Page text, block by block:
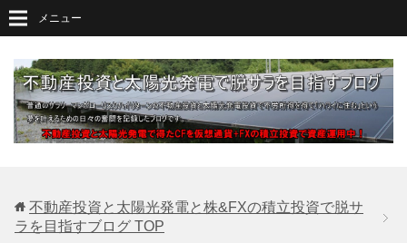
メニュー
不動産投資と太陽光発電と株&FXの積立投資で脱サ
ラを目指すブログ TOP